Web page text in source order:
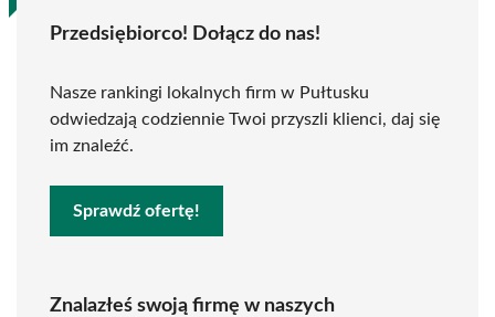
Przedsiębiorco! Dołącz do nas!
Nasze rankingi lokalnych firm w Pułtusku
odwiedzają codziennie Twoi przyszli klienci, daj się
im znaleźć.
Sprawdź ofertę!
Znalazłeś swoją firmę w naszych